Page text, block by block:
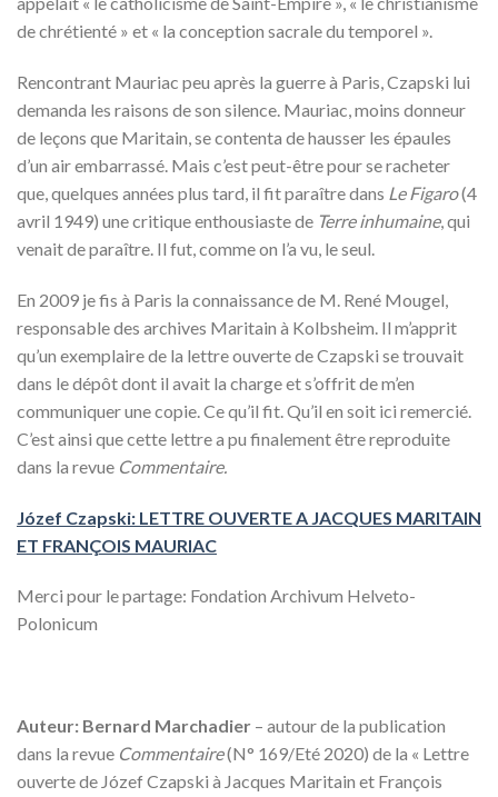
de chrétienté » et « la conception sacrale du temporel ».
Rencontrant Mauriac peu après la guerre à Paris, Czapski lui
demanda les raisons de son silence. Mauriac, moins donneur
de leçons que Maritain, se contenta de hausser les épaules
d’un air embarrassé. Mais c’est peut-être pour se racheter
que, quelques années plus tard, il fit paraître dans Le Figaro(4
avril 1949) une critique enthousiaste de Terre inhumaine, qui
venait de paraître. Il fut, comme on l’a vu, le seul.
En 2009 je fis à Paris la connaissance de M. René Mougel,
responsable des archives Maritain à Kolbsheim. Il m’apprit
qu’un exemplaire de la lettre ouverte de Czapski se trouvait
dans le dépôt dont il avait la charge et s’offrit de m’en
communiquer une copie. Ce qu’il fit. Qu’il en soit ici remercié.
C’est ainsi que cette lettre a pu finalement être reproduite
dans la revue Commentaire.
Józef Czapski: LETTRE OUVERTE A JACQUES MARITAIN
ET FRANÇOIS MAURIAC
Merci pour le partage: Fondation Archivum Helveto-
Polonicum
Auteur: Bernard Marchadier – autour de la publication
dans la revue Commentaire(N° 169/Eté 2020) de la « Lettre
ouverte de Józef Czapski à Jacques Maritain et François